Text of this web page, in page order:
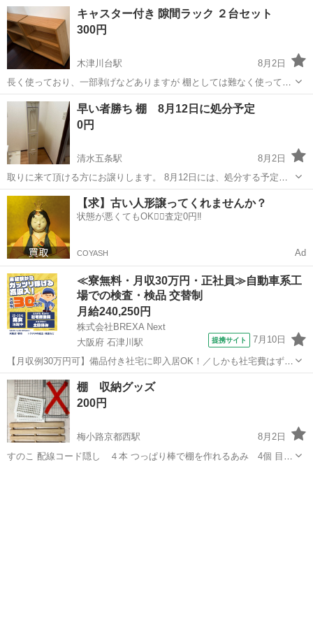
渡しします。 状態は良好です。 ご興味のある方はお気軽にご連絡くだ
さい。 ...
京都 京都市 収納家具
キャスター付き 隙間ラック ２台セット
300円
木津川台駅
8月2日
長く使っており、一部剥げなどありますが 棚としては難なく使って頂
けます。 棚板の高さは調節可能です。 サイズ:60×19×高さ75cm 木津
川台周辺に引き取りに来ていただける方へ。 8月中旬に処分予定なの
で、先着順でお...
京都 木津川市 木津川台駅 収納家具
早い者勝ち 棚 8月12日に処分予定
0円
清水五条駅
8月2日
取りに来て頂ける方にお譲りします。 8月12日には、処分する予定で
す。それまでにご連絡ください。 汚れ等ございますので、写真で状態
をお確かめの上ご利用ください。
京都 京都市 清水五条駅 収納家具
【求】古い人形譲ってくれませんか？
状態が悪くてもOK🙆‍♀️査定0円‼️
COYASH Ad
≪寮無料・月収30万円・正社員≫自動車系工
場での検査・検品 交替制
月給240,250円
株式会社BREXA Next
大阪府 石津川駅
提携サイト 7月10日
【月収例30万円可】備品付き社宅に即入居OK！／しかも社宅費はずっ
と無料♪／トラクタ本体の製造／資格経験不問★異業種からの転職活躍
中！／赴任旅費会社負担／工場まで無料送迎あり◎《大阪府堺市》 人
気の工場のお仕事 ◇トラクタ...
大阪 堺市 石津川駅 その他
棚 収納グッズ
200円
梅小路京都西駅
8月2日
すのこ 配線コード隠し ４本 つっぱり棒で棚を作れるあみ 4個 目立